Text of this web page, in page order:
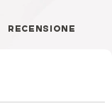
RECENSIONE